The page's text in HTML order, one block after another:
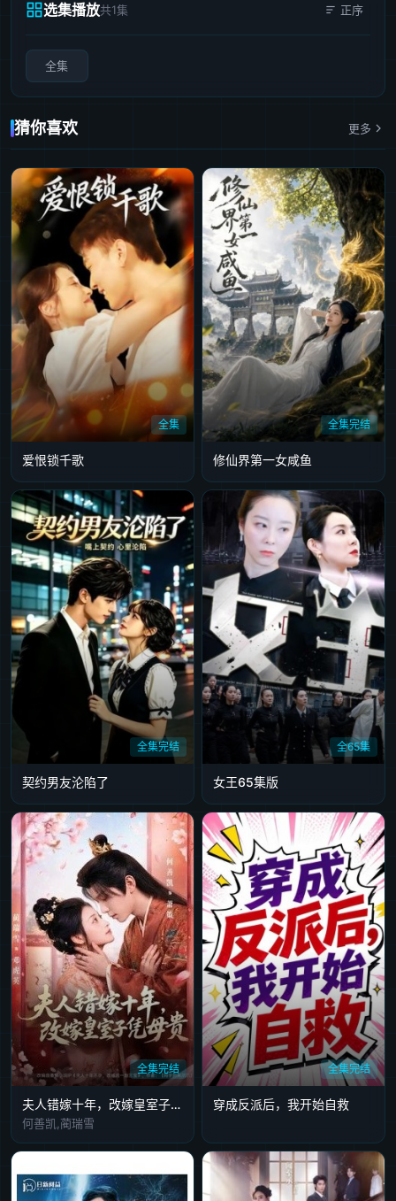
选集播放共1集 正序
全集
猜你喜欢 更多
全集
爱恨锁千歌
全集完结
修仙界第一女咸鱼
全集完结
契约男友沦陷了
全65集
女王65集版
全集完结
夫人错嫁十年，改嫁皇室子凭母贵
何善凯,蔺瑞雪
全集完结
穿成反派后，我开始自救